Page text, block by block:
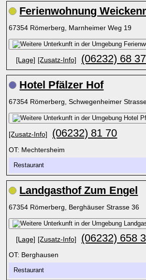
Ferienwohnung
67354 Römerberg, Marnheimer Weg 19
[Lage] [Zusatz-Info] (06232) 68
Hotel Pfälzer Hof
67354 Römerberg, Schwegenheimer
[Zusatz-Info] (06232) 81 70
OT: Mechtersheim
Restaurant
Landgasthof Zum Engel
67354 Römerberg, Berghäuser Strasse 36
[Lage] [Zusatz-Info] (06232) 658
OT: Berghausen
Restaurant